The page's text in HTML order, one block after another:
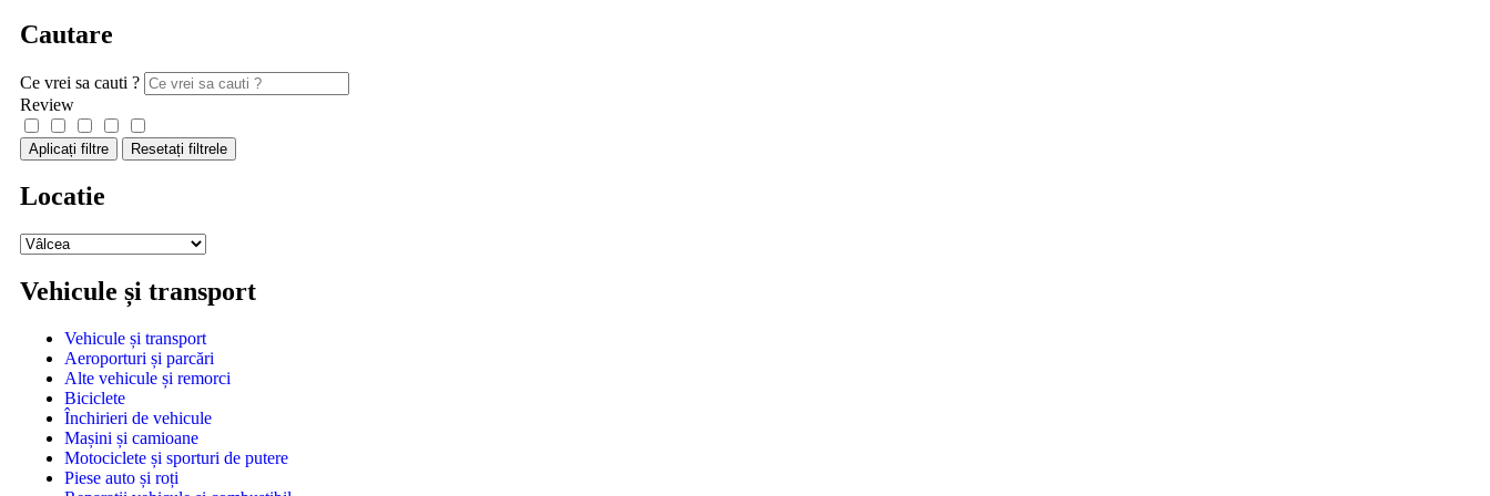
Cautare
Ce vrei sa cauti ?
Review
Aplicați filtre Resetați filtrele
Locatie
Vehicule și transport
Vehicule și transport
Aeroporturi și parcări
Alte vehicule și remorci
Biciclete
Închirieri de vehicule
Mașini și camioane
Motociclete și sporturi de putere
Piese auto și roți